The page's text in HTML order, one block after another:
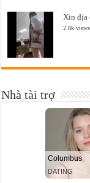
Xin địa
2.8k views
Nhà tài trợ